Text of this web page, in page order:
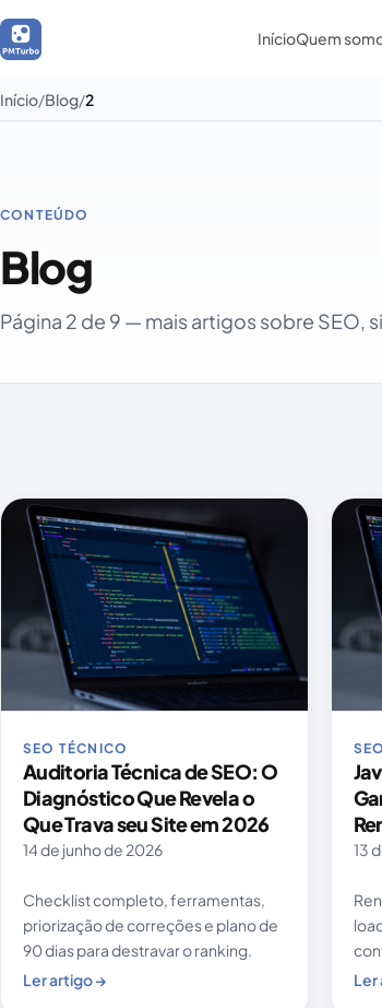
InícioQuem
Início Blog 2
CONTEÚDO
Blog— página 2
Página 2 de 9 — mais artigos sobre SEO,
Artigos publicados
SEO TÉCNICO
Auditoria Técnica de SEO: O
Diagnóstico Que Revela o
Que Trava seu Site em 2026
14 de junho de 2026
Checklist completo, ferramentas,
priorização de correções e plano de
90 dias para destravar o ranking.
Ler artigo →
13
Ler